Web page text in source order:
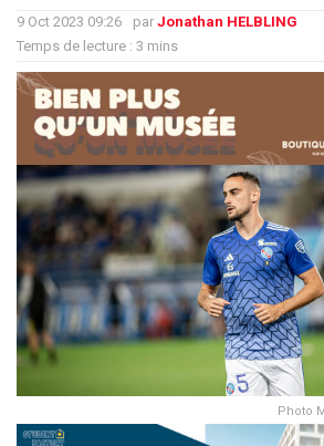
9 Oct 2023 09:26 par Jonathan HELBLING
Temps de lecture : 3 mins
Photo